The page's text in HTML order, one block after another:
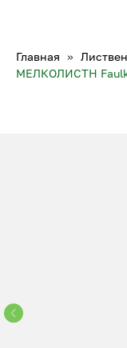
Главная
МЕЛКОЛИСТН